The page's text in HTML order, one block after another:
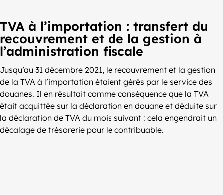
TVA à l’importation : transfert du
recouvrement et de la gestion à
l’administration fiscale
Jusqu’au 31 décembre 2021, le recouvrement et la gestion
de la TVA à l’importation étaient gérés par le service des
douanes. Il en résultait comme conséquence que la TVA
était acquittée sur la déclaration en douane et déduite sur
la déclaration de TVA du mois suivant : cela engendrait un
décalage de trésorerie pour le contribuable.